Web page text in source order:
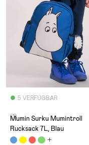
5 VERFÜGBAR
(1)
Mumin Surku Mumintroll
Rucksack 7L, Blau